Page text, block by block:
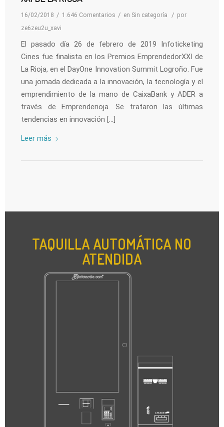
16/02/2018 / 1.646 Comentarios / en Sin categoría / por
ze6zeu2u_xavi
El pasado día 26 de febrero de 2019 Infoticketing
Cines fue finalista en los Premios EmprendedorXXI de
La Rioja, en el DayOne Innovation Summit Logroño. Fue
una jornada dedicada a la innovación, la tecnología y el
emprendimiento de la mano de CaixaBank y ADER a
través de Emprenderioja. Se trataron las últimas
tendencias en innovación […]
Leer más
TAQUILLA AUTOMÁTICA NO
ATENDIDA